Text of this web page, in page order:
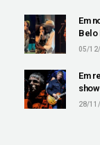
Em
Belo
05/
Em
28/